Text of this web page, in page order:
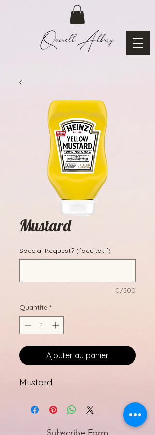
Mustard
Special Request? (facultatif)
0/500
Quantité *
Ajouter au panier
Mustard
Subscribe Form